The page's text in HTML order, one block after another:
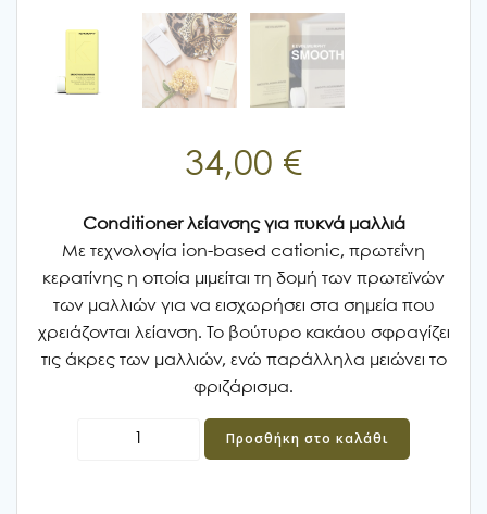
34,00 €
Conditioner λείανσης για πυκνά μαλλιά
Με τεχνολογία ion-based cationic, πρωτεΐνη
κερατίνης η οποία μιμείται τη δομή των πρωτεϊνών
των μαλλιών για να εισχωρήσει στα σημεία που
χρειάζονται λείανση. Το βούτυρο κακάου σφραγίζει
τις άκρες των μαλλιών, ενώ παράλληλα μειώνει το
φριζάρισμα.
KEVIN
Προσθήκη στο καλάθι